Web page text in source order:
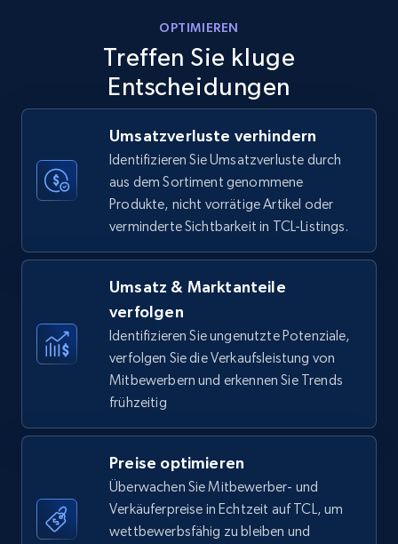
specific keywords
Title, Seller name, Brand, Description, Initial
price, Currency, Availability, Reviews count, and
35.3K+ 5.7K+ Jetzt anfangen
Amazon products - find products by using
upc numbers
Title, Seller name, Brand, Description, Initial
more.
35.3K+ Jetzt anfangen
Amazon Reviews
URL, Product name, Product rating, Product
rating object, Product rating max, Rating,
Author name, Asin, and more.
OPTIMIEREN
Treffen Sie kluge
Entscheidungen
Umsatzverluste verhindern
Identifizieren Sie Umsatzverluste durch
aus dem Sortiment genommene
Produkte, nicht vorrätige Artikel oder
verminderte Sichtbarkeit in TCL-Listings.
Umsatz & Marktanteile
verfolgen
Identifizieren Sie ungenutzte Potenziale,
verfolgen Sie die Verkaufsleistung von
Mitbewerbern und erkennen Sie Trends
frühzeitig
Preise optimieren
Überwachen Sie Mitbewerber- und
Verkäuferpreise in Echtzeit auf TCL, um
wettbewerbsfähig zu bleiben und